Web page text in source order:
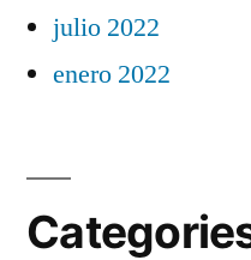
julio 2022
enero 2022